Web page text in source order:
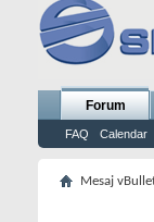
Forum
FAQ Calendar
Mesaj